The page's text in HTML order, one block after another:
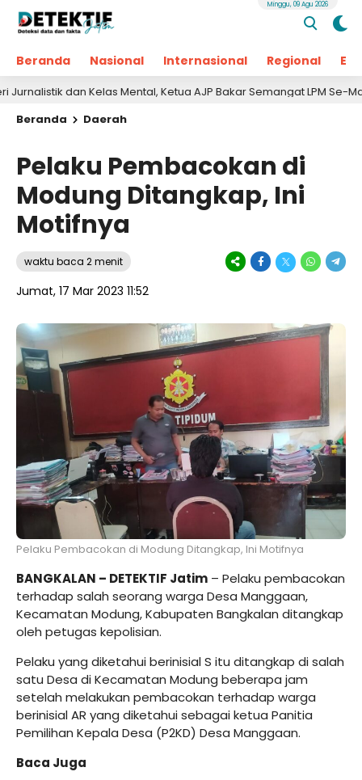
Beranda Nasional Internasional Regional
Minggu, 09 Agu 2026
Kelas Mental, Ketua AJP Bakar Semangat LPM Se-Madura
Beranda
Daerah
Pelaku Pembacokan di
Modung Ditangkap, Ini
Motifnya
waktu baca 2 menit
Jumat, 17 Mar 2023 11:52
Pelaku Pembacokan di Modung Ditangkap, Ini Motifnya
BANGKALAN – DETEKTIF Jatim – Pelaku pembacokan
terhadap salah seorang warga Desa Manggaan,
Kecamatan Modung, Kabupaten Bangkalan ditangkap
oleh petugas kepolisian.
Pelaku yang diketahui berinisial S itu ditangkap di salah
satu Desa di Kecamatan Modung beberapa jam
setelah melakukan pembacokan terhadap warga
berinisial AR yang diketahui sebagai ketua Panitia
Pemilihan Kepala Desa (P2KD) Desa Manggaan.
Baca Juga